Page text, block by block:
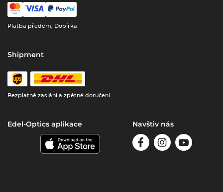
Platba předem, Dobírka
Shipment
Bezplatné zaslání a zpětné doručení
Edel-Optics aplikace Navštiv nás